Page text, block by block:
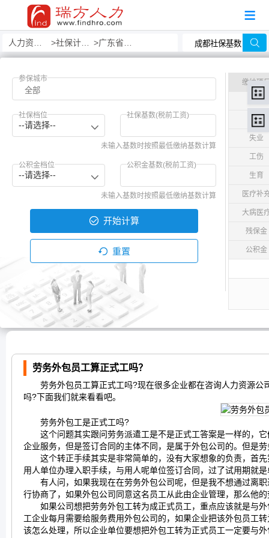
社保计算器 广东省社保计算器
参保城市
社保档位
--请选择--
社保基数(税前工资)
未输入基数时按照最低缴纳基数计算
公积金档位
--请选择--
公积金基数(税前工资)
未输入基数时按照最低缴纳基数计算
开始计算
重置
缴纳项
养老
医疗
失业
工伤
生育
医疗补
大病医
残保金
公积金
劳务外包员工算正式工吗？
劳务外包员工算正式工吗?现在很多企业都在咨询人力资源公
吗?下面我们就来看看吧。
劳务外包工是正式工吗?
这个问题其实跟问劳务派遣工是不是正式工答案是一样的，它
企业服务，但是签订合同的主体不同，是属于外包公司的。但是
这个转正手续其实是非常简单的，没有大家想象的负责，首先
用人单位办理入职手续，与用人呢单位签订合同，过了试用期就
有人问，如果我现在在劳务外包公司呢，但是我不想通过离职
行协商了，如果外包公司同意这名员工从此由企业管理，那么他
如果公司想把劳务外包工转为成正式员工，重点应该就是与外
工企业每月需要给服务费用外包公司的，如果企业把该外包员工
该怎么处理，所以企业单位要想把外包工转为正式员工一定要与